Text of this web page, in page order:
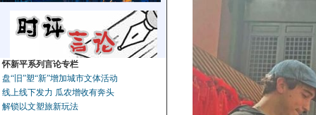
怀新平系列言论专栏
盘“旧”塑“新”增加城市文体活动
线上线下发力 瓜农增收有奔头
解锁以文塑旅新玩法